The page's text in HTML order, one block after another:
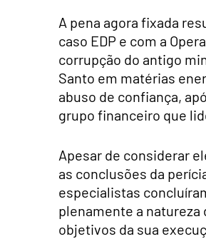
A pena agora fixada
caso EDP e com a
corrupção do antigo
Santo em matérias
abuso de confiança,
grupo financeiro que
Apesar de considerar
as conclusões da
especialistas
plenamente a natureza
objetivos da sua